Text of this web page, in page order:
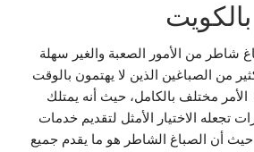
شاطر من الأمور الصعبة والغير سهلة
من الصباغين الذين لا يهتمون بالوقت
مختلف بالكامل، حيث أنه يمتلك
تجعله الاختيار الأمثل لتقديم خدمات
حيث أن الصباغ الشاطر هو ما يقدم جميع